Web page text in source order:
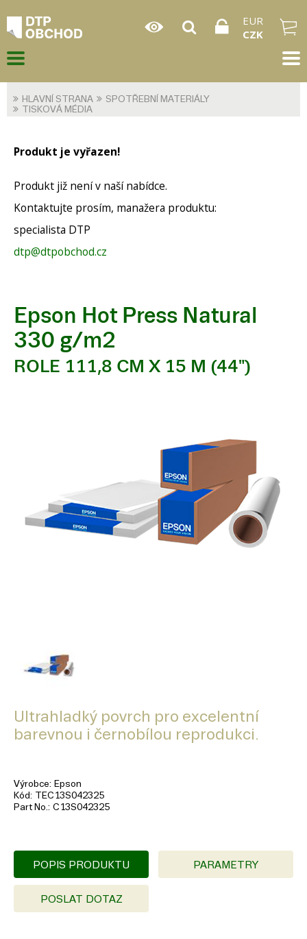
EUR
CZK
HLAVNÍ STRANA
SPOTŘEBNÍ MATERIÁLY
TISKOVÁ MÉDIA
Produkt je vyřazen!
Produkt již není v naší nabídce.
Kontaktujte prosím, manažera produktu:
specialista DTP
dtp@dtpobchod.cz
Epson Hot Press Natural
330 g/m2
ROLE 111,8 CM X 15 M (44")
Ultrahladký povrch pro excelentní
barevnou i černobílou reprodukci.
Výrobce
Epson
Kód
TEC13S042325
Part No. C13S042325
POPIS PRODUKTU PARAMETRY
POSLAT DOTAZ